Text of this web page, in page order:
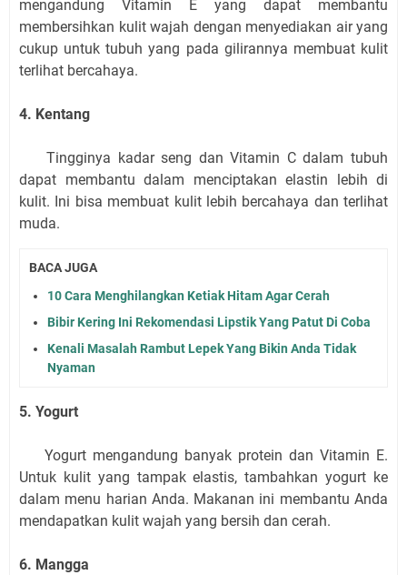
mengandung Vitamin E yang dapat membantu
membersihkan kulit wajah dengan menyediakan air yang
cukup untuk tubuh yang pada gilirannya membuat kulit
terlihat bercahaya.
4. Kentang
Tingginya kadar seng dan Vitamin C dalam tubuh
dapat membantu dalam menciptakan elastin lebih di
kulit. Ini bisa membuat kulit lebih bercahaya dan terlihat
muda.
BACA JUGA
10 Cara Menghilangkan Ketiak Hitam Agar Cerah
Bibir Kering Ini Rekomendasi Lipstik Yang Patut Di Coba
Kenali Masalah Rambut Lepek Yang Bikin Anda Tidak
Nyaman
5. Yogurt
Yogurt mengandung banyak protein dan Vitamin E.
Untuk kulit yang tampak elastis, tambahkan yogurt ke
dalam menu harian Anda. Makanan ini membantu Anda
mendapatkan kulit wajah yang bersih dan cerah.
6. Mangga